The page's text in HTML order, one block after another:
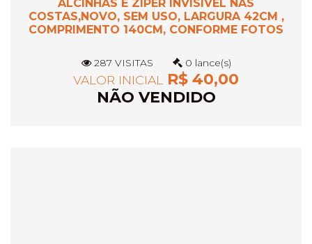
ALCINHAS E ZIPER INVISIVEL NAS
COSTAS,NOVO, SEM USO, LARGURA 42CM ,
COMPRIMENTO 140CM, CONFORME FOTOS
287 VISITAS 0 lance(s)
VALOR INICIAL
R$ 40,00
NÃO VENDIDO